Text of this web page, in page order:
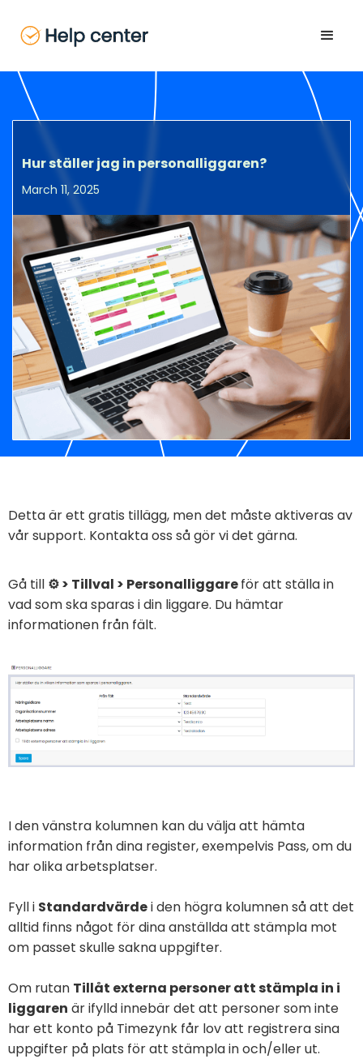
Hur ställer jag in personalliggaren?
March 11, 2025
Detta är ett gratis tillägg, men det måste aktiveras av
vår support. Kontakta oss så gör vi det gärna.
Gå till ⚙️ > Tillval > Personalliggareför att ställa in
vad som ska sparas i din liggare. Du hämtar
informationen från fält.
I den vänstra kolumnen kan du välja att hämta
information från dina register, exempelvis Pass, om du
har olika arbetsplatser.
Fyll i Standardvärdei den högra kolumnen så att det
alltid finns något för dina anställda att stämpla mot
om passet skulle sakna uppgifter.
Om rutan Tillåt externa personer att stämpla in i
liggaren är ifylld innebär det att personer som inte
har ett konto på Timezynk får lov att registrera sina
uppgifter på plats för att stämpla in och/eller ut.